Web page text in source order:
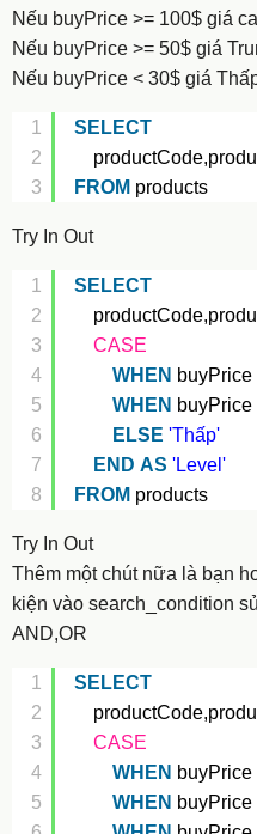
Nếu buyPrice >= 100$ giá
Nếu buyPrice >= 50$ giá
Nếu buyPrice < 30$ giá
1
2
3
SELECT
FROM products
Try In Out
1
2
3
4
5
6
7
8
SELECT
CASE
WHEN buyPrice
WHEN buyPrice
ELSE 'Thấp'
END AS 'Level'
FROM products
Try In Out
Thêm một chút nữa là bạn
kiện vào search_condition
AND,OR
1
2
3
4
5
SELECT
CASE
WHEN buyPrice
WHEN buyPrice